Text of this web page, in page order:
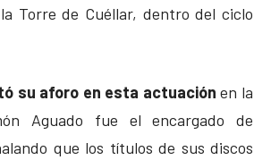
Torre de Cuéllar, dentro del ciclo
su aforo en esta actuación en la
Aguado fue el encargado de
que los títulos de sus discos